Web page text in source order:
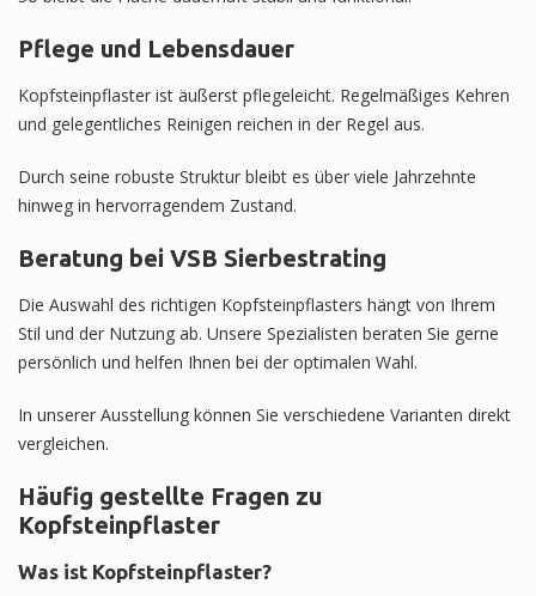
Pflege und Lebensdauer
Kopfsteinpflaster ist äußerst pflegeleicht. Regelmäßiges Kehren
und gelegentliches Reinigen reichen in der Regel aus.
Durch seine robuste Struktur bleibt es über viele Jahrzehnte
hinweg in hervorragendem Zustand.
Beratung bei VSB Sierbestrating
Die Auswahl des richtigen Kopfsteinpflasters hängt von Ihrem
Stil und der Nutzung ab. Unsere Spezialisten beraten Sie gerne
persönlich und helfen Ihnen bei der optimalen Wahl.
In unserer Ausstellung können Sie verschiedene Varianten direkt
vergleichen.
Häufig gestellte Fragen zu
Kopfsteinpflaster
Was ist Kopfsteinpflaster?